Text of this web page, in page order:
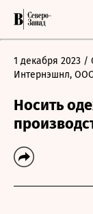
1 декабря 2023 /
Интернэшнл,
Носить